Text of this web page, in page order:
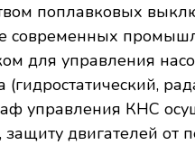
поплавковых
современных
для управления
(гидростатический,
управления КНС
двигателей от